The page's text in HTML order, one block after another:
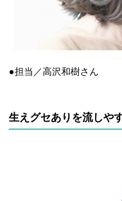
●担当／高沢和樹さん
生えグセありを流しや